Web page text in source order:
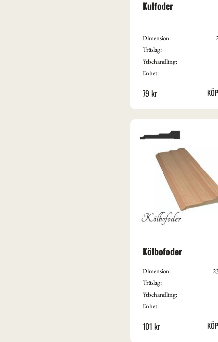
Kulfoder
79kr
Dimension:
Träslag:
Ytbehandling:
Enhet:
Kölbofoder
101 kr
Dimension:
Träslag:
Ytbehandling:
Enhet: